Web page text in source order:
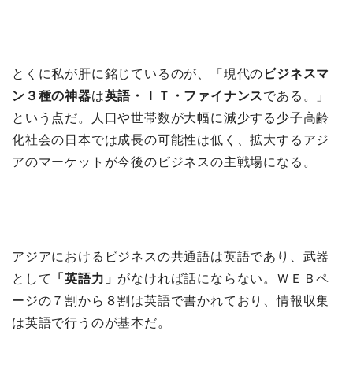
とくに私が肝に銘じているのが、「現代の ビジネスマ
ン３種の神器は英語・ＩＴ・ファイナンスである。」
という点だ。人口や世帯数が大幅に減少する少子高齢
化社会の日本では成長の可能性は低く、拡大するアジ
アのマーケットが今後のビジネスの主戦場になる。
アジアにおけるビジネスの共通語は英語であり、武器
として
「英語力」 がなければ話にならない。ＷＥＢペ
ージの７割から８割は英語で書かれており、情報収集
は英語で行うのが基本だ。